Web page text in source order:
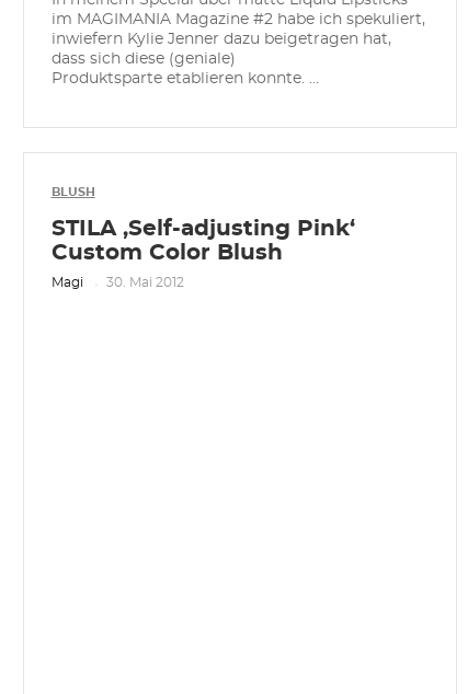
im MAGIMANIA Magazine #2 habe ich spekuliert,
inwiefern Kylie Jenner dazu beigetragen hat,
dass sich diese (geniale)
Produktsparte etablieren konnte. ...
BLUSH
STILA ‚Self-adjusting Pink‘
Custom Color Blush
Magi 30. Mai 2012